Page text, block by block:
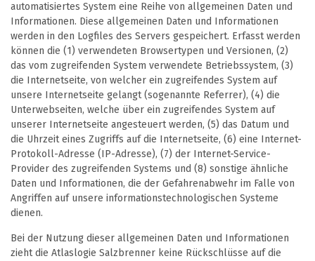
automatisiertes System eine Reihe von allgemeinen Daten und
Informationen. Diese allgemeinen Daten und Informationen
werden in den Logfiles des Servers gespeichert. Erfasst werden
können die (1) verwendeten Browsertypen und Versionen, (2)
das vom zugreifenden System verwendete Betriebssystem, (3)
die Internetseite, von welcher ein zugreifendes System auf
unsere Internetseite gelangt (sogenannte Referrer), (4) die
Unterwebseiten, welche über ein zugreifendes System auf
unserer Internetseite angesteuert werden, (5) das Datum und
die Uhrzeit eines Zugriffs auf die Internetseite, (6) eine Internet-
Protokoll-Adresse (IP-Adresse), (7) der Internet-Service-
Provider des zugreifenden Systems und (8) sonstige ähnliche
Daten und Informationen, die der Gefahrenabwehr im Falle von
Angriffen auf unsere informationstechnologischen Systeme
dienen.
Bei der Nutzung dieser allgemeinen Daten und Informationen
zieht die Atlaslogie Salzbrenner keine Rückschlüsse auf die